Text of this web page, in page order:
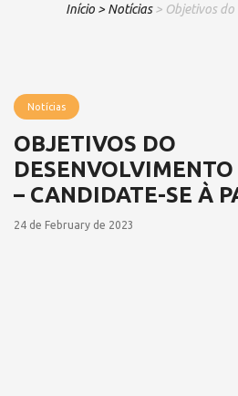
Início > Notícias > Objetivos
Notícias
OBJETIVOS DO
– CANDIDATE-SE À
24 de February de 2023